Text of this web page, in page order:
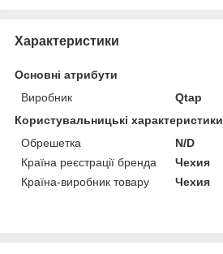
Характеристики
Основні атрибути
Виробник
Qtap
Користувальницькі характеристики
Обрешетка
N/D
Країна реєстрації бренда
Чехия
Країна-виробник товару
Чехия